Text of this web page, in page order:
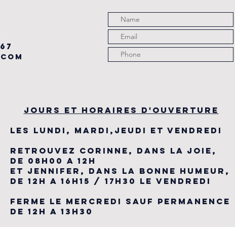
JOURS ET HORAIRES D'OUVERTURE
LES LUNDI, MARDI,JEUDI ET VENDREDI
RETROUVEZ CORINNE, DANS LA JOIE,
DE 08H00 A 12H
ET JENNIFER, DANS LA BONNE HUMEUR,
DE 12H A 16H15 / 17H30 LE VENDREDI
FERME LE MERCREDI SAUF PERMANENCE
DE 12H A 13H30